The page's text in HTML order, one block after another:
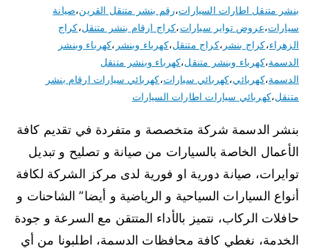
بنشر متنقل اطارات السيارات،رقم بنشر متنقل القرين،صيانة
سيارات،عروض تواير سيارات،كراج ارقام بنشر متنقل،كراج
الزهراء،كراج بنشر ،كراج متنقل،كهرباء وبنشر ،كهرباء وبنشر
الدسمة،كهرباء وبنشر متنقل،كهرباء وبنشر متنقل
الدسمة،كهربائي،كهربائي سيارات،كهربائي سيارات ارقام بنشر
متنقل،كهربائي سيارات اطارات السيارات
بنشر الدسمة شركة متخصصة و متفردة في تقديم كافة
الأعمال الخاصة بالسيارات من صيانة و تصليح و تبديل
توايرات، صيانة دورية او فورية لدى مركز الشركة لكافة
أنواع السيارات السياحية و الرياضية و أيضا” الشاحنات و
حافلات الركاب، نتميز بالأداء المتتقن مع السرعة و جودة
الخدمة، نغطي كافة محافظات الدسمة، اطلبونا من أي